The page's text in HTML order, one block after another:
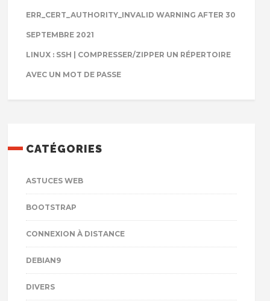
ERR_CERT_AUTHORITY_INVALID WARNING AFTER 30
SEPTEMBRE 2021
LINUX : SSH | COMPRESSER/ZIPPER UN RÉPERTOIRE
AVEC UN MOT DE PASSE
CATÉGORIES
ASTUCES WEB
BOOTSTRAP
CONNEXION À DISTANCE
DEBIAN9
DIVERS